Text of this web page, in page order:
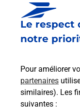
Le respect
notre
Pour améliorer
partenaires
similaires). Les
suivantes :
Boîte aux
5 Route De Vichy
03110 Saint
Le lien s'ouvre dans